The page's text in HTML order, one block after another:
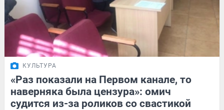
КУЛЬТУРА
«Раз показали на Первом канале, то
наверняка была цензура»: омич
судится из-за роликов со свастикой